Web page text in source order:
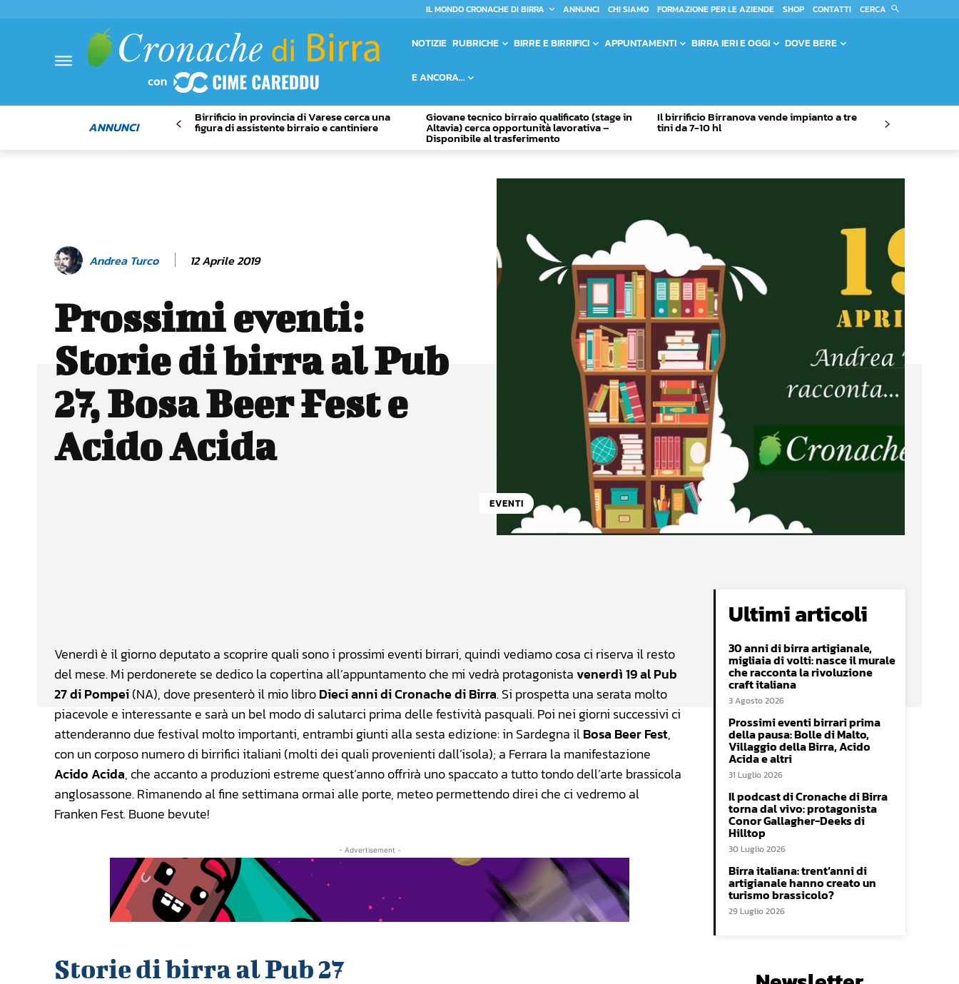
IL MONDO CRONACHE DI BIRRA ANNUNCI CHI SIAMO FORMAZIONE PER LE AZIENDE SHOP CONTATTI CERCA
NOTIZIE RUBRICHE BIRRE E BIRRIFICI APPUNTAMENTI BIRRA IERI E OGGI DOVE BERE
E ANCORA…
ANNUNCI
Birrificio in provincia di Varese cerca una
figura di assistente birraio e cantiniere
Giovane tecnico birraio qualificato (stage in
Altavia) cerca opportunità lavorativa –
Disponibile al trasferimento
Il birrificio Birranova vende impianto a tre
tini da 7-10 hl
Andrea Turco 12 Aprile 2019
Prossimi eventi:
Storie di birra al Pub
27, Bosa Beer Fest e
Acido Acida
EVENTI
Venerdì è il giorno deputato a scoprire quali sono i prossimi eventi birrari, quindi vediamo cosa ci riserva il resto
del mese. Mi perdonerete se dedico la copertina all’appuntamento che mi vedrà protagonistavenerdì 19 al Pub
27 di Pompei(NA), dove presenterò il mio libroDieci anni di Cronache di Birra. Si prospetta una serata molto
piacevole e interessante e sarà un bel modo di salutarci prima delle festività pasquali. Poi nei giorni successivi ci
attenderanno due festival molto importanti, entrambi giunti alla sesta edizione: in Sardegna ilBosa Beer Fest,
con un corposo numero di birrifici italiani (molti dei quali provenienti dall’isola); a Ferrara la manifestazione
Acido Acida, che accanto a produzioni estreme quest’anno offrirà uno spaccato a tutto tondo dell’arte brassicola
anglosassone. Rimanendo al fine settimana ormai alle porte, meteo permettendo direi che ci vedremo al
Franken Fest. Buone bevute!
- Advertisement -
Storie di birra al Pub 27
Ultimi articoli
30 anni di birra artigianale,
migliaia di volti: nasce il murale
che racconta la rivoluzione
craft italiana
3 Agosto 2026
Prossimi eventi birrari prima
della pausa: Bolle di Malto,
Villaggio della Birra, Acido
Acida e altri
31 Luglio 2026
Il podcast di Cronache di Birra
torna dal vivo: protagonista
Conor Gallagher-Deeks di
Hilltop
30 Luglio 2026
Birra italiana: trent’anni di
artigianale hanno creato un
turismo brassicolo?
29 Luglio 2026